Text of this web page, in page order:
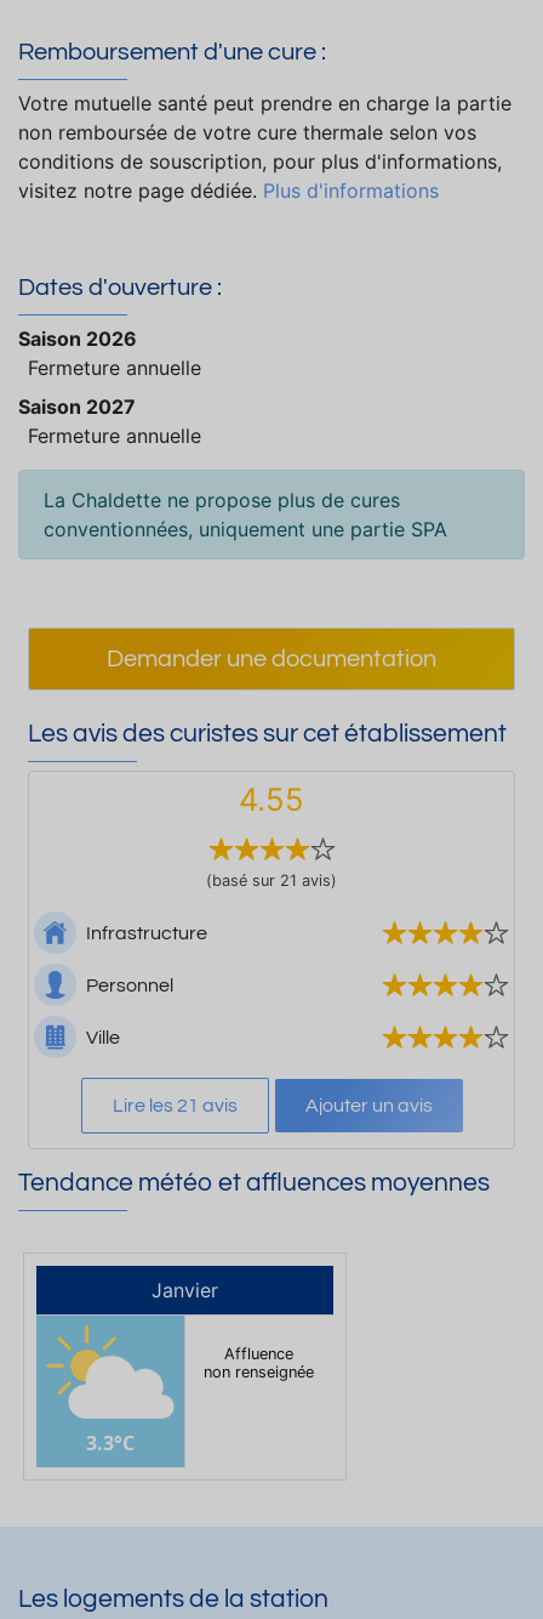
Remboursement d'une cure :
Votre mutuelle santé peut prendre en charge la partie
non remboursée de votre cure thermale selon vos
conditions de souscription, pour plus d'informations,
visitez notre page dédiée. Plus d'informations
Dates d'ouverture :
Saison 2026
Fermeture annuelle
Saison 2027
Fermeture annuelle
La Chaldette ne propose plus de cures
conventionnées, uniquement une partie SPA
Demander une documentation
Les avis des curistes sur cet établissement
4.55
(basé sur 21 avis)
Infrastructure
Personnel
Ville
Lire les 21 avis Ajouter un avis
Tendance météo et affluences moyennes
Janvier
3.3°C
Affluence
non renseignée
Les logements de la station